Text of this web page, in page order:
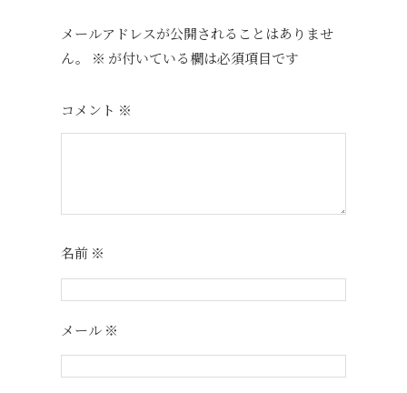
メールアドレスが公開されることはありませ
ん。
※ が付いている欄は必須項目です
コメント ※
名前 ※
メール ※